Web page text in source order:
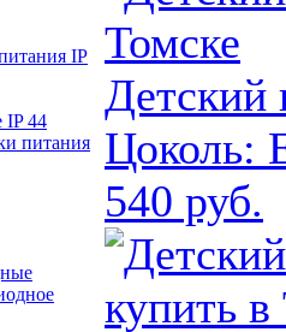
IP
44
питания
Цоколь:
540 руб.